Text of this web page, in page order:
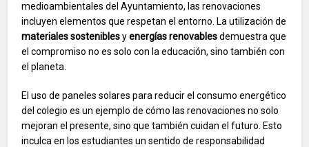
medioambientales del Ayuntamiento, las renovaciones
incluyen elementos que respetan el entorno. La utilización de
materiales sosteniblesyenergías renovablesdemuestra que
el compromiso no es solo con la educación, sino también con
el planeta.
El uso de paneles solares para reducir el consumo energético
del colegio es un ejemplo de cómo las renovaciones no solo
mejoran el presente, sino que también cuidan el futuro. Esto
inculca en los estudiantes un sentido de responsabilidad